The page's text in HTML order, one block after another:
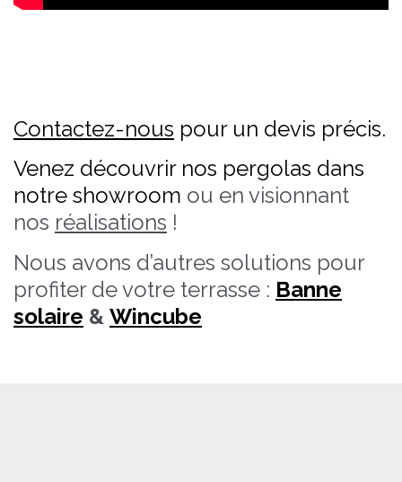
Contactez-nous pour un devis précis.
Venez découvrir nos pergolas dans
notre showroom ou en visionnant
nos réalisations !
Nous avons d’autres solutions pour
profiter de votre terrasse : Banne
solaire & Wincube